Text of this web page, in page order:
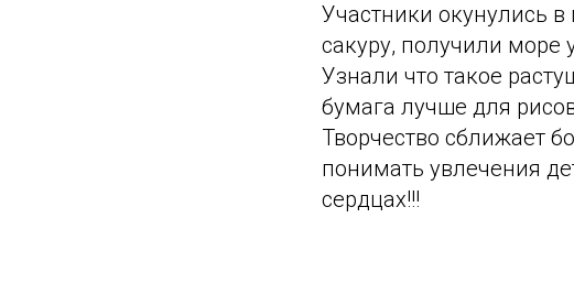
Участники окунулись
сакуру, получили море
Узнали что такое
бумага лучше для
Творчество сближает
понимать увлечения
сердцах!!!